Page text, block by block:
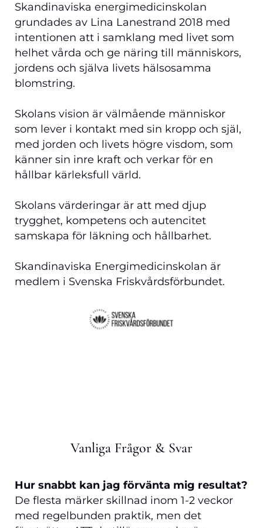
Skandinaviska energimedicinskolan
grundades av Lina Lanestrand 2018 med
intentionen att i samklang med livet som
helhet vårda och ge näring till människors,
jordens och själva livets hälsosamma
blomstring.
Skolans vision är välmående människor
som lever i kontakt med sin kropp och själ,
med jorden och livets högre visdom, som
känner sin inre kraft och verkar för en
hållbar kärleksfull värld.
Skolans värderingar är att med djup
trygghet, kompetens och autencitet
samskapa för läkning och hållbarhet.
Skandinaviska Energimedicinskolan är
medlem i Svenska Friskvårdsförbundet.
Vanliga Frågor & Svar
Hur snabbt kan jag förvänta mig resultat?
De flesta märker skillnad inom 1-2 veckor
med regelbunden praktik, men det